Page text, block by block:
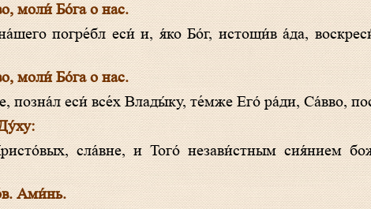
моли́ Бо́га о нас.
моли́ Бо́га о нас.
позна́л еси́ все́х Влады́ку, те́мже Его́ ра́ди, Са́вво,
Ами́нь.